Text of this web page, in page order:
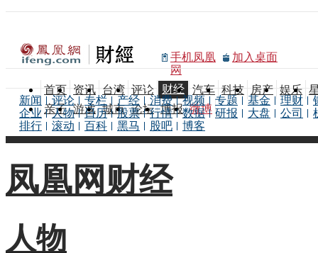
手机凤凰
网
加入桌面
首页 资讯 台湾 评论 财经 汽车 科技 房产 娱乐
亲子 游戏 城市 论坛 博报 微博
新闻 评论 专栏 产经 消费 视频 专题 基金 理财
企业
人物 日历 股票 行情 数据 研报 大盘 公司
排行
滚动 百科 黑马 股吧 博客
凤凰网财经
人物